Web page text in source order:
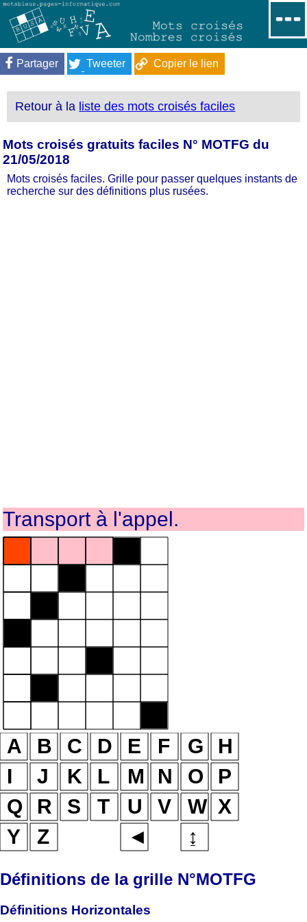
Partager Tweeter Copier le lien
Retour à la liste des mots croisés faciles
Mots croisés gratuits faciles N° MOTFG du
21/05/2018
Mots croisés faciles. Grille pour passer quelques instants de
recherche sur des définitions plus rusées.
Transport à l'appel.
Définitions de la grille N°MOTFG
Définitions Horizontales